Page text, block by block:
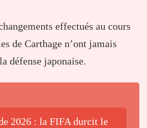
effectués au cours
de Carthage n’ont jamais
défense japonaise.
2026 : la FIFA durcit le